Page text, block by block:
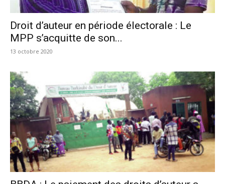
Droit d’auteur en période électorale : Le
MPP s’acquitte de son...
13 octobre 2020